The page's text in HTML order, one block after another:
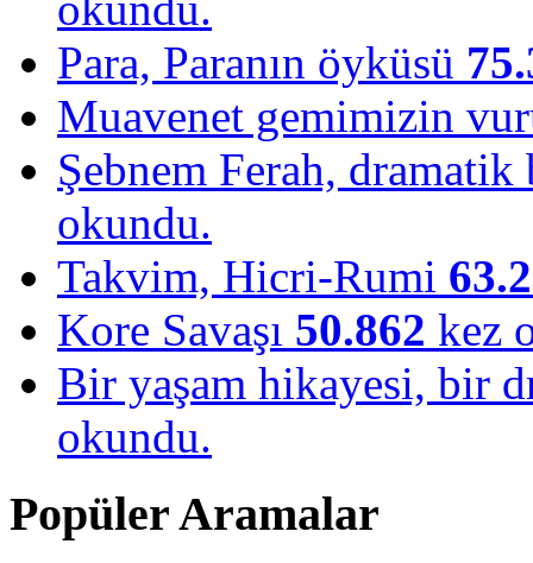
Para, Paranın öyküsü
Muavenet gemimizin
Şebnem Ferah,
okundu.
Takvim, Hicri-Rumi
Kore Savaşı 50.862 kez
Bir yaşam hikayesi, bir
okundu.
Popüler Aramalar